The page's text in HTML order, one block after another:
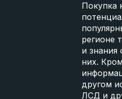
Покупка
регионе
и знания
них.
другом
ЛСД и